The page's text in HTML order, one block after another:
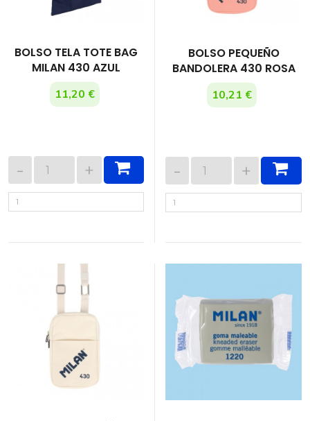
BOLSO TELA TOTE BAG
MILAN 430 AZUL
11,20 €
BOLSO PEQUEÑO
BANDOLERA 430 ROSA
10,21 €